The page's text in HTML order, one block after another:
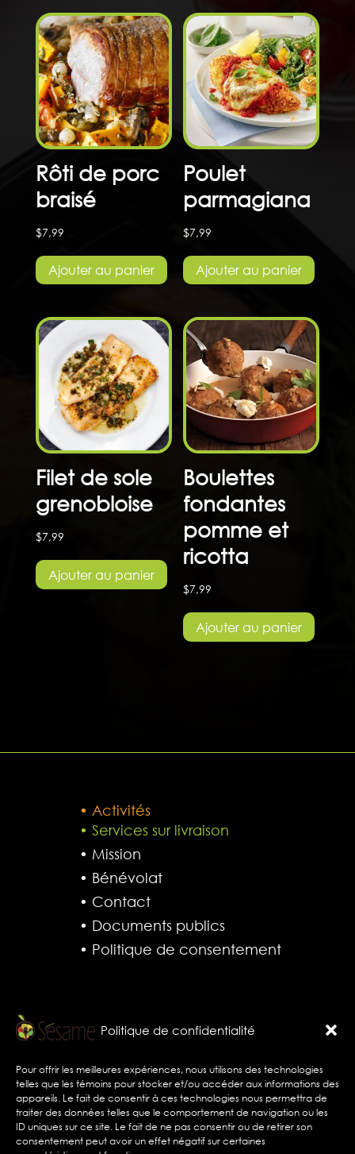
Politique de confidentialité
Pour offrir les meilleures expériences, nous utilisons des technologies
telles que les témoins pour stocker et/ou accéder aux informations des
appareils. Le fait de consentir à ces technologies nous permettra de
traiter des données telles que le comportement de navigation ou les
ID uniques sur ce site. Le fait de ne pas consentir ou de retirer son
consentement peut avoir un effet négatif sur certaines
Rôti de porc
braisé
$7,99
Ajouter au panier
Poulet
parmagiana
$7,99
Ajouter au panier
Filet de sole
grenobloise
$7,99
Ajouter au panier
Boulettes
fondantes
pomme et
ricotta
$7,99
Ajouter au panier
• Activités
• Services sur livraison
• Mission
• Bénévolat
• Contact
• Documents publics
• Politique de consentement
• Mon compte
• Mes commandes
• Paiement de facture